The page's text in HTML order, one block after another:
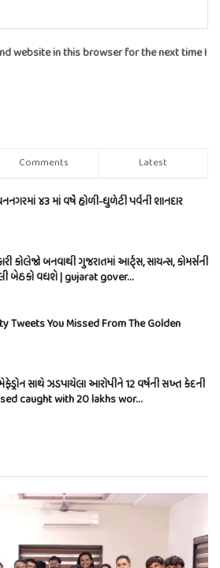
website in this browser for the next time I
Comments Latest
૪૩ માં વર્ષે હોળી-ધુળેટી પર્વની શાનદાર
કોલેજો બનવાથી ગુજરાતમાં આર્ટ્સ, સાયન્સ, કોમર્સની
બેઠકો વધશે | gujarat gover…
Tweets You Missed From The Golden
સાથે ઝડપાયેલા આરોપીને 12 વર્ષની સખ્ત કેદની
caught with 20 lakhs wor…